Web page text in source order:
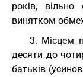
років,
винятком
3. Місцем
десяти до
батьків